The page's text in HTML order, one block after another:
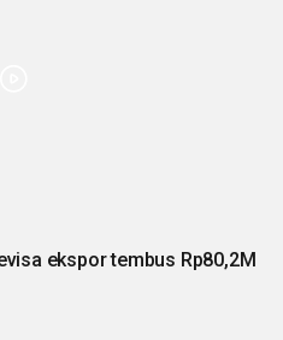
ekspor tembus Rp80,2M